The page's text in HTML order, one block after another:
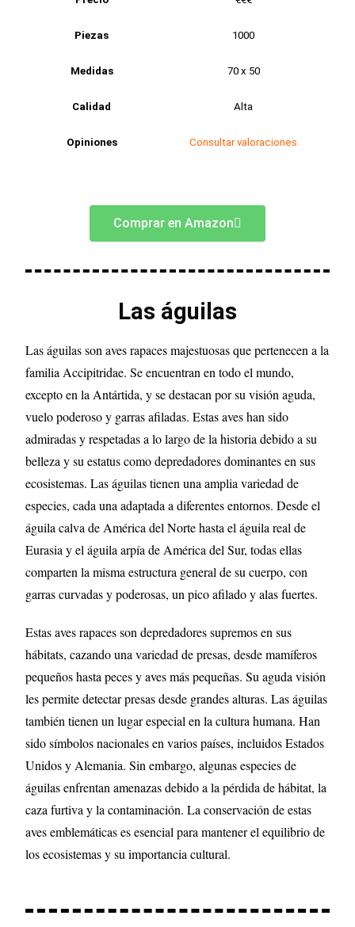
Piezas 1000
Medidas 70 x 50
Calidad Alta
Opiniones Consultar valoraciones
Comprar en Amazon
Las águilas
Las águilas son aves rapaces majestuosas que pertenecen a la
familia Accipitridae. Se encuentran en todo el mundo,
excepto en la Antártida, y se destacan por su visión aguda,
vuelo poderoso y garras afiladas. Estas aves han sido
admiradas y respetadas a lo largo de la historia debido a su
belleza y su estatus como depredadores dominantes en sus
ecosistemas. Las águilas tienen una amplia variedad de
especies, cada una adaptada a diferentes entornos. Desde el
águila calva de América del Norte hasta el águila real de
Eurasia y el águila arpía de América del Sur, todas ellas
comparten la misma estructura general de su cuerpo, con
garras curvadas y poderosas, un pico afilado y alas fuertes.
Estas aves rapaces son depredadores supremos en sus
hábitats, cazando una variedad de presas, desde mamíferos
pequeños hasta peces y aves más pequeñas. Su aguda visión
les permite detectar presas desde grandes alturas. Las águilas
también tienen un lugar especial en la cultura humana. Han
sido símbolos nacionales en varios países, incluidos Estados
Unidos y Alemania. Sin embargo, algunas especies de
águilas enfrentan amenazas debido a la pérdida de hábitat, la
caza furtiva y la contaminación. La conservación de estas
aves emblemáticas es esencial para mantener el equilibrio de
los ecosistemas y su importancia cultural.